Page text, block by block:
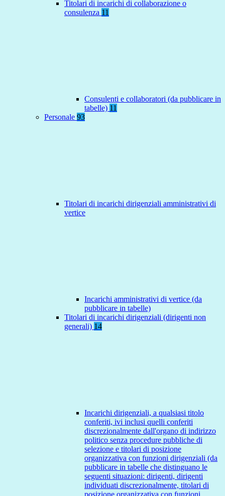
Titolari di incarichi di collaborazione o
consulenza 11
Consulenti e collaboratori (da pubblicare in
tabelle) 11
Personale 93
Titolari di incarichi dirigenziali amministrativi di
vertice
Incarichi amministrativi di vertice (da
pubblicare in tabelle)
Titolari di incarichi dirigenziali (dirigenti non
generali) 14
Incarichi dirigenziali, a qualsiasi titolo
conferiti, ivi inclusi quelli conferiti
discrezionalmente dall'organo di indirizzo
politico senza procedure pubbliche di
selezione e titolari di posizione
organizzativa con funzioni dirigenziali (da
pubblicare in tabelle che distinguano le
seguenti situazioni: dirigenti, dirigenti
individuati discrezionalmente, titolari di